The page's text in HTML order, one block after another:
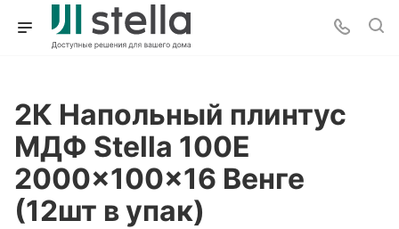
2К Напольный плинтус
МДФ Stella 100E
2000x100x16 Венге
(12шт в упак)